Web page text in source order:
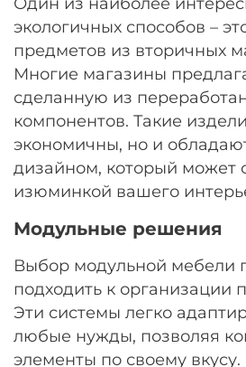
экологичных способов –
предметов из вторичных
Многие магазины
сделанную из
компонентов. Такие
экономичны, но и
дизайном, который может
изюминкой вашего
Модульные решения
Выбор модульной мебели
подходить к организации
Эти системы легко
любые нужды, позволяя
элементы по своему вкусу.